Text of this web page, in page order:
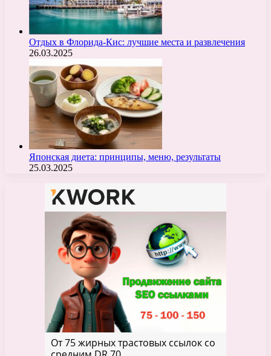
Отдых в Флорида-Кис: лучшие места и развлечения
26.03.2025
Японская диета: принципы, меню, результаты
25.03.2025